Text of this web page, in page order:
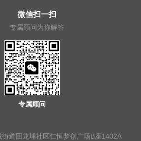
专属顾问
微信扫一扫
专属顾问为你解答
道回龙埔社区仁恒梦创广场B座1402A